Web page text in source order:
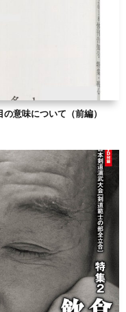
意味について（前編）